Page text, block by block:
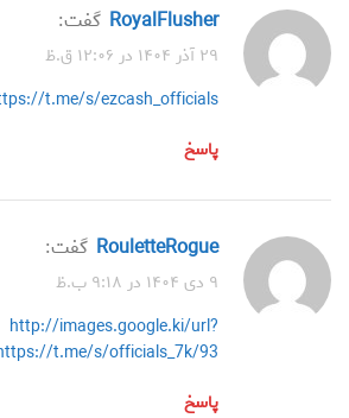
RoyalFlusher گفت:
۲۹ آذر ۱۴۰۴ در ۱۲:۰۶ ق.ظ
t.me/s/ezcash_officials
پاسخ
RouletteRogue گفت:
۹ دی ۱۴۰۴ در ۹:۱۸ ب.ظ
http://images.google.ki/url?
t.me/s/officials_7k/93
پاسخ